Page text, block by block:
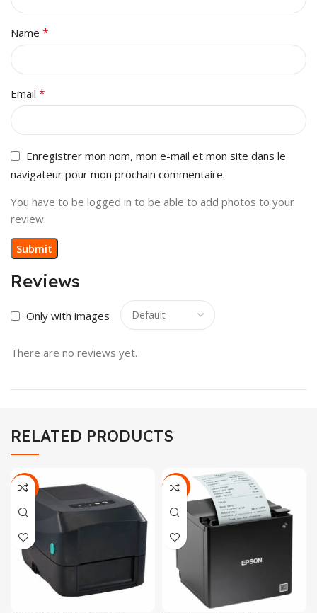
Reviews
Only with images
There are no reviews yet.
Name *
Email *
Enregistrer mon nom, mon e-mail et mon site dans le
navigateur pour mon prochain commentaire.
You have to be logged in to be able to add photos to your
review.
RELATED PRODUCTS
-21% -16%